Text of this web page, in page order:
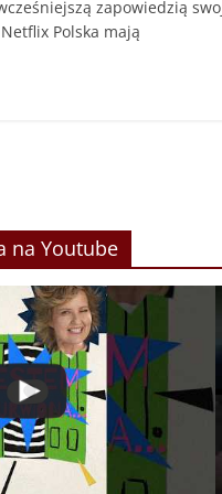
zapowiedzią
Polska mają
na Youtube